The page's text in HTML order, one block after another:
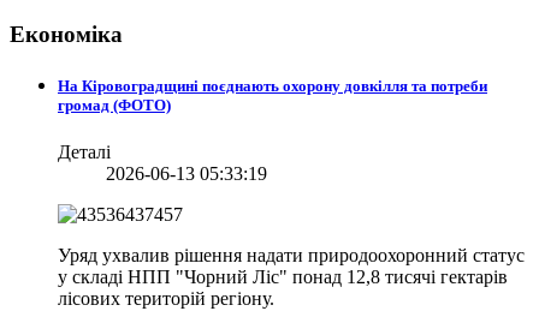
Економіка
На Кіровоградщині поєднають охорону довкілля та потреби
громад (ФОТО)
Деталі
2026-06-13 05:33:19
Уряд ухвалив рішення надати природоохоронний статус
у складі НПП "Чорний Ліс" понад 12,8 тисячі гектарів
лісових територій регіону.